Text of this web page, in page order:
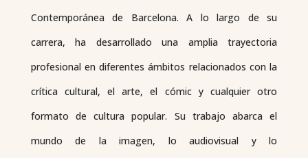
Contemporánea de Barcelona. A lo largo de su
carrera, ha desarrollado una amplia trayectoria
profesional en diferentes ámbitos relacionados con la
crítica cultural, el arte, el cómic y cualquier otro
formato de cultura popular. Su trabajo abarca el
mundo de la imagen, lo audiovisual y lo